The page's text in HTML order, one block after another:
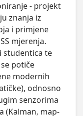
- projekt
znanja iz
i primjene
mjerenja.
studentica te
potiče
modernih
odnosno
senzorima
(Kalman, map-